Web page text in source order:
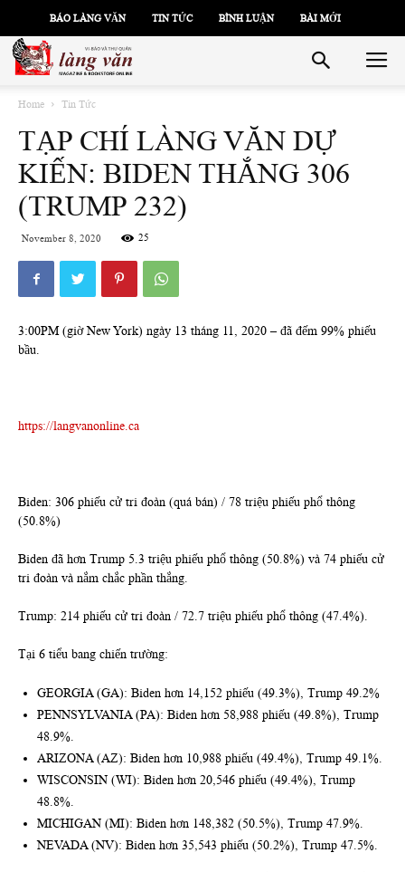
BÁO LÀNG VĂN TIN TỨC BÌNH LUẬN BÀI MỚI
Home Tin Tức
TẠP CHÍ LÀNG VĂN DỰ
KIẾN: BIDEN THẮNG 306
(TRUMP 232)
November 8, 2020 25
3:00PM (giờ New York) ngày 13 tháng 11, 2020 – đã đếm 99% phiếu
bầu.
https://langvanonline.ca
Biden: 306 phiếu cử tri đoàn (quá bán) / 78 triệu phiếu phổ thông
(50.8%)
Biden đã hơn Trump 5.3 triệu phiếu phổ thông (50.8%) và 74 phiếu cử
tri đoàn và nắm chắc phần thắng.
Trump: 214 phiếu cử tri đoàn / 72.7 triệu phiếu phổ thông (47.4%).
Tại 6 tiểu bang chiến trường:
GEORGIA (GA): Biden hơn 14,152 phiếu (49.3%), Trump 49.2%
PENNSYLVANIA (PA): Biden hơn 58,988 phiếu (49.8%), Trump
48.9%.
ARIZONA (AZ): Biden hơn 10,988 phiếu (49.4%), Trump 49.1%.
WISCONSIN (WI): Biden hơn 20,546 phiếu (49.4%), Trump
48.8%.
MICHIGAN (MI): Biden hơn 148,382 (50.5%), Trump 47.9%.
NEVADA (NV): Biden hơn 35,543 phiếu (50.2%), Trump 47.5%.